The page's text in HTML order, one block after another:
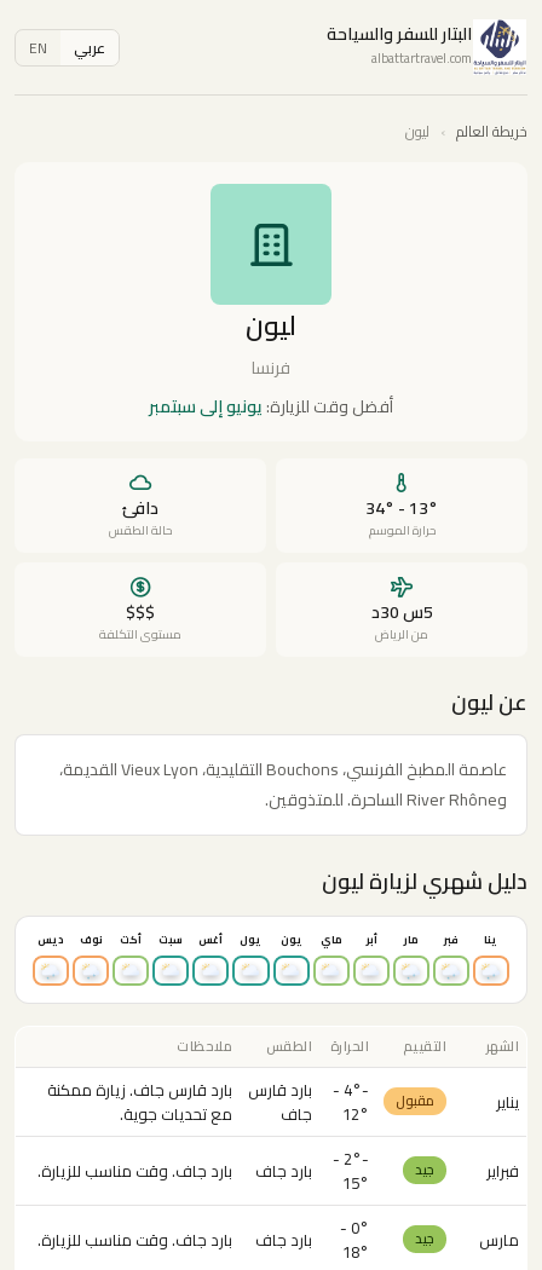
البتار للسفر والسياحة
albattartravel.com عربي EN
خريطة العالم › ليون
ليون
فرنسا
أفضل وقت للزيارة:يونيو إلى سبتمبر
13° - 34°
حرارة الموسم
دافئ
حالة الطقس
5س 30د
من الرياض
$$$
مستوى التكلفة
عن ليون
عاصمة المطبخ الفرنسي، Bouchons التقليدية، Vieux Lyon القديمة،
وRiver Rhône الساحرة. للمتذوقين.
دليل شهري لزيارة ليون
ينا فبر مار أبر ماي يون يول أغس سبت أكت نوف ديس
الشهر التقييم الحرارة الطقس ملاحظات
يناير مقبول
-4° -
12°
بارد قارس
جاف
بارد قارس جاف. زيارة ممكنة
مع تحديات جوية.
فبراير
جيد
-2° -
15°
بارد جاف بارد جاف. وقت مناسب للزيارة.
مارس جيد
0° -
18°
بارد جاف بارد جاف. وقت مناسب للزيارة.